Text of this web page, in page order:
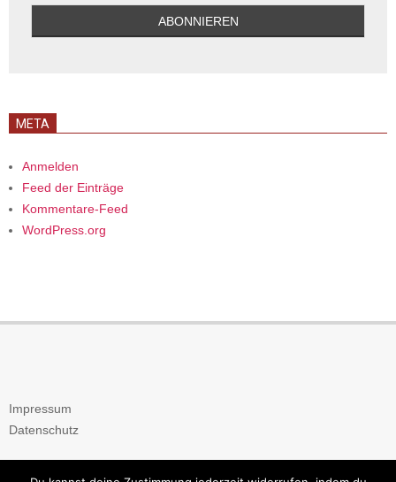
META
Anmelden
Feed der Einträge
Kommentare-Feed
WordPress.org
Impressum
Datenschutz